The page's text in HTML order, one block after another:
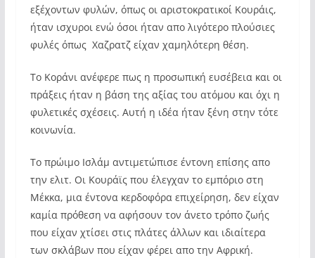
εξέχοντων φυλών, όπως οι αριστοκρατικοί Κουράις,
ήταν ισχυροι ενώ όσοι ήταν απο λιγότερο πλούσιες
φυλές όπως Χαζρατζ είχαν χαμηλότερη θέση.
Το Κοράνι ανέφερε πως η προσωπική ευσέβεια και οι
πράξεις ήταν η βάση της αξίας του ατόμου και όχι η
φυλετικές σχέσεις. Αυτή η ιδέα ήταν ξένη στην τότε
κοινωνία.
Το πρώιμο Ισλάμ αντιμετώπισε έντονη επίσης απο
την ελιτ. Οι Κουράϊς που έλεγχαν το εμπόριο στη
Μέκκα, μια έντονα κερδοφόρα επιχείρηση, δεν είχαν
καμία πρόθεση να αφήσουν τον άνετο τρόπο ζωής
που είχαν χτίσει στις πλάτες άλλων και ιδιαίτερα
των σκλάβων που είχαν φέρει απο την Αφρική.